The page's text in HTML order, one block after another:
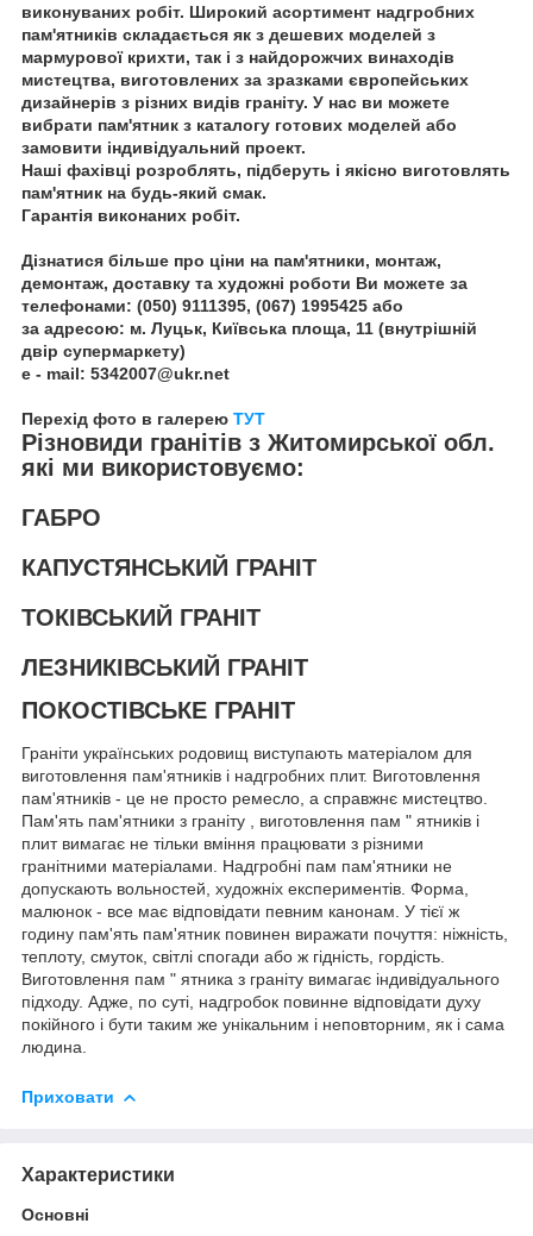
виконуваних робіт. Широкий асортимент надгробних
пам'ятників складається як з дешевих моделей з
мармурової крихти, так і з найдорожчих винаходів
мистецтва, виготовлених за зразками європейських
дизайнерів з різних видів граніту. У нас ви можете
вибрати пам'ятник з каталогу готових моделей або
замовити індивідуальний проект.
Наші фахівці розроблять, підберуть і якісно виготовлять
пам'ятник на будь-який смак.
Гарантія виконаних робіт.
Дізнатися більше про ціни на пам'ятники, монтаж,
демонтаж, доставку та художні роботи Ви можете за
телефонами: (050) 9111395, (067) 1995425 або
за адресою: м. Луцьк, Київська площа, 11 (внутрішній
двір супермаркету)
e - mail: 5342007@ukr.net
Перехід фото в галерею ТУТ
Різновиди гранітів з Житомирської обл.
які ми використовуємо:
ГАБРО
КАПУСТЯНСЬКИЙ ГРАНІТ
ТОКІВСЬКИЙ ГРАНІТ
ЛЕЗНИКІВСЬКИЙ ГРАНІТ
ПОКОСТІВСЬКЕ ГРАНІТ
Граніти українських родовищ виступають матеріалом для
виготовлення пам'ятників і надгробних плит. Виготовлення
пам'ятників - це не просто ремесло, а справжнє мистецтво.
Пам'ять пам'ятники з граніту , виготовлення пам " ятників і
плит вимагає не тільки вміння працювати з різними
гранітними матеріалами. Надгробні пам пам'ятники не
допускають вольностей, художніх експериментів. Форма,
малюнок - все має відповідати певним канонам. У тієї ж
годину пам'ять пам'ятник повинен виражати почуття: ніжність,
теплоту, смуток, світлі спогади або ж гідність, гордість.
Виготовлення пам " ятника з граніту вимагає індивідуального
підходу. Адже, по суті, надгробок повинне відповідати духу
покійного і бути таким же унікальним і неповторним, як і сама
людина.
Приховати
Характеристики
Основні